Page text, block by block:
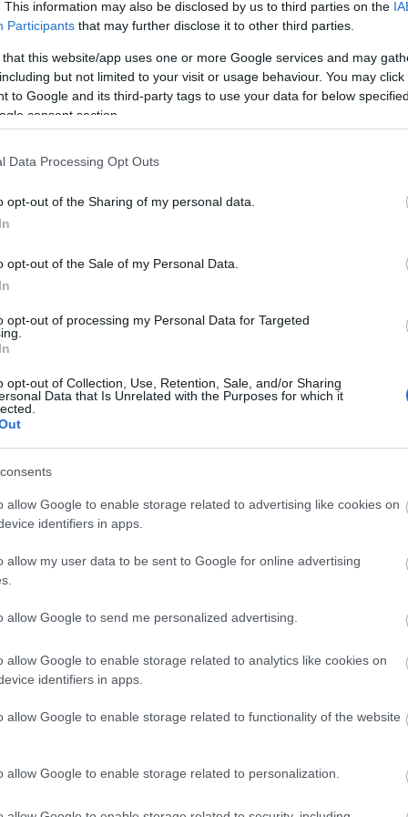
This information may also be disclosed by us to third parties on the
Participants that may further disclose it to other third parties.
that this website/app uses one or more Google services and may
but not limited to your visit or usage behaviour. You may
to Google and its third-party tags to use your data for below
consent section.
Data Processing Opt Outs
opt-out of the Sharing of my personal data.
opt-out of the Sale of my Personal Data.
opt-out of processing my Personal Data for Targeted
opt-out of Collection, Use, Retention, Sale, and/or Sharing
Data that Is Unrelated with the Purposes for which it
allow Google to enable storage related to advertising like cookies on
identifiers in apps.
allow my user data to be sent to Google for online advertising
allow Google to send me personalized advertising.
allow Google to enable storage related to analytics like cookies on
identifiers in apps.
allow Google to enable storage related to functionality of the website
allow Google to enable storage related to personalization.
is különleges lemezmegjelenésekkel készülnek világszerte. A
nyolc magyar…
TOVÁBB →
ÉS A ZENEŐRÜLTEK
DAY
már 17. alkalommal rendezik meg a zenerajongók ünnepét,
lemezboltok napjára a kiadók és az előadók is különleges,
készülnek. A ritkaságokat kilenc független
beszerezhetjük – elvégre…
komment
DAY – VAGYIS AZ IDEI ELSŐ
minden év áprilisában rendezik meg világszerte, tehát
Napját, idén azonban, mint oly sok minden mást, ezt
felvonásban tervezik megtartani…
TOVÁBB →